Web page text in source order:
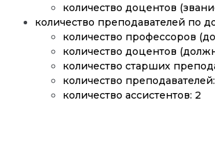
количество доцентов
количество преподавателей по
количество профессоров
количество доцентов
количество старших
количество преподавателей:
количество ассистентов: 2